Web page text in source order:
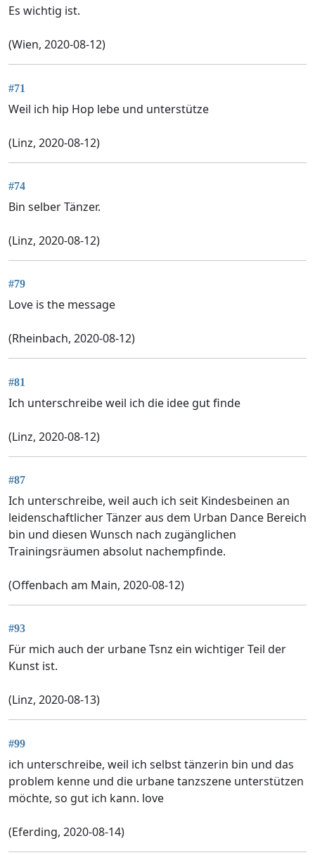
Es wichtig ist.
(Wien, 2020-08-12)
#71
Weil ich hip Hop lebe und unterstütze
(Linz, 2020-08-12)
#74
Bin selber Tänzer.
(Linz, 2020-08-12)
#79
Love is the message
(Rheinbach, 2020-08-12)
#81
Ich unterschreibe weil ich die idee gut finde
(Linz, 2020-08-12)
#87
Ich unterschreibe, weil auch ich seit Kindesbeinen an
leidenschaftlicher Tänzer aus dem Urban Dance Bereich
bin und diesen Wunsch nach zugänglichen
Trainingsräumen absolut nachempfinde.
(Offenbach am Main, 2020-08-12)
#93
Für mich auch der urbane Tsnz ein wichtiger Teil der
Kunst ist.
(Linz, 2020-08-13)
#99
ich unterschreibe, weil ich selbst tänzerin bin und das
problem kenne und die urbane tanzszene unterstützen
möchte, so gut ich kann. love
(Eferding, 2020-08-14)